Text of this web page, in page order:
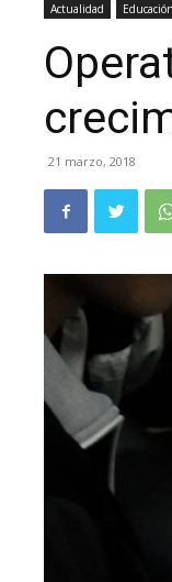
Actualidad Educación
21 marzo, 2018